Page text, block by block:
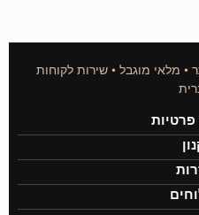
מלאי מוגבל • שירות לקוחות
פרטיות